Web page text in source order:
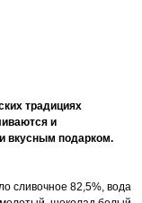
традициях
и
вкусным подарком.
сливочное 82,5%, вода